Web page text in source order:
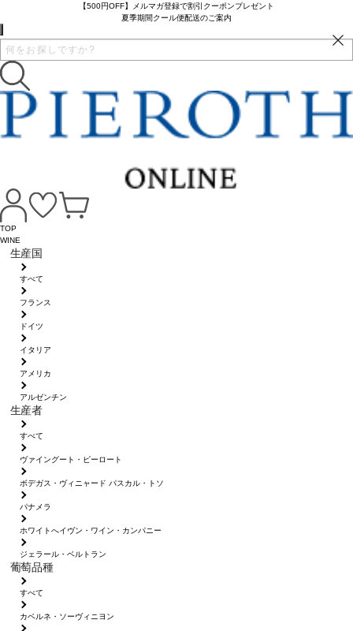
【500円OFF】メルマガ登録で割引クーポンプレゼント
夏季期間クール便配送のご案内
TOP
WINE
生産国
すべて
フランス
ドイツ
イタリア
アメリカ
アルゼンチン
生産者
すべて
ヴァイングート・ピーロート
ボデガス・ヴィニャード パスカル・トソ
パナメラ
ホワイトへイヴン・ワイン・カンパニー
ジェラール・ベルトラン
葡萄品種
すべて
カベルネ・ソーヴィニヨン